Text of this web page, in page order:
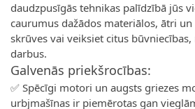
daudzpusīgās tehnikas palīdzībā jūs
caurumus dažādos materiālos, ātri
skrūves vai veiksiet citus
darbus.
Galvenās priekšrocības:
✅ Spēcīgi motori un augsts griezes
urbjmašīnas ir piemērotas gan